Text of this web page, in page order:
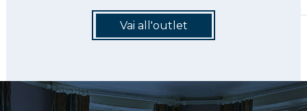
Vai all'outlet